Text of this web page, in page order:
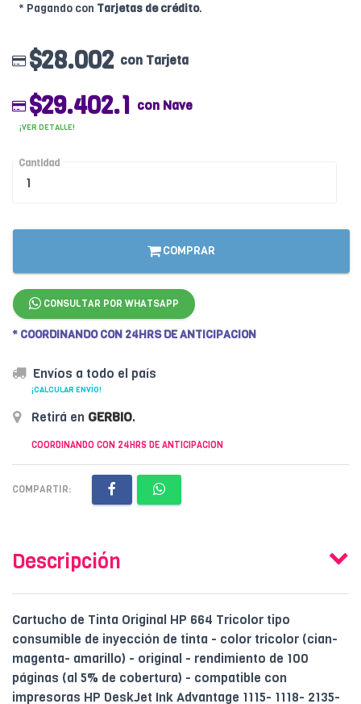
* Pagando con Tarjetas de crédito.
$28.002 con Tarjeta
$29.402.1 con Nave
¡VER DETALLE!
Cantidad
COMPRAR
CONSULTAR POR WHATSAPP
* COORDINANDO CON 24HRS DE ANTICIPACION
Envíos a todo el país
¡CALCULAR ENVÍO!
Retirá en GERBIO.
COORDINANDO CON 24HRS DE ANTICIPACION
COMPARTIR:
Descripción
Cartucho de Tinta Original HP 664 Tricolor tipo
consumible de inyección de tinta - color tricolor (cian-
magenta- amarillo) - original - rendimiento de 100
páginas (al 5% de cobertura) - compatible con
impresoras HP DeskJet Ink Advantage 1115- 1118- 2135-